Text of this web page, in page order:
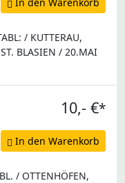
/ KUTTERAU,
BLASIEN / 20.MAI
10,- €*
In den Warenkorb
/ OTTENHÖFEN,